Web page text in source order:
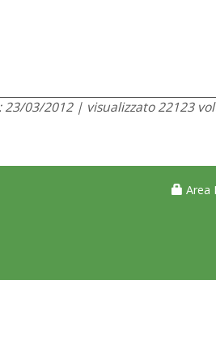
03/2012 | visualizzato 22123
Area